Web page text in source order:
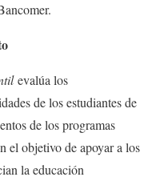
evalúa los
de los estudiantes de
de los programas
el objetivo de apoyar a los
la educación